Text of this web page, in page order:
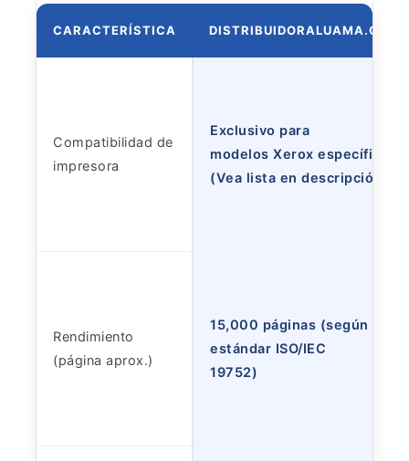
CARACTERÍSTICA DISTRIBUIDORALUAMA.COM
Compatibilidad de
impresora
Exclusivo para
modelos Xerox específicos
(Vea lista en descripción)
Rendimiento
(página aprox.)
15,000 páginas (según
estándar ISO/IEC
19752)